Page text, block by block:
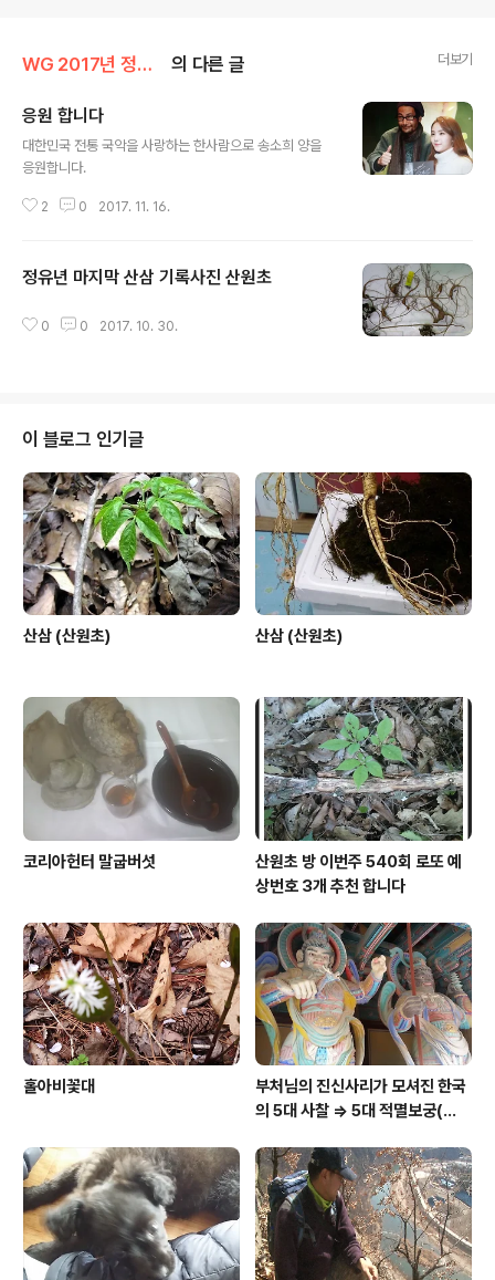
WG 2017년 정유년 기록 의 다른 글 더보기
응원 합니다
대한민국 전통 국악을 사랑하는 한사람으로 송소희 양을
응원합니다.
2 0 2017. 11. 16.
정유년 마지막 산삼 기록사진 산원초
0 0 2017. 10. 30.
이 블로그 인기글
산삼 (산원초) 산삼 (산원초)
코리아헌터 말굽버섯
산원초 방 이번주 540회 로또 예
상번호 3개 추천 합니다
홀아비꽃대
부처님의 진신사리가 모셔진 한국
의 5대 사찰 => 5대 적멸보궁(寂